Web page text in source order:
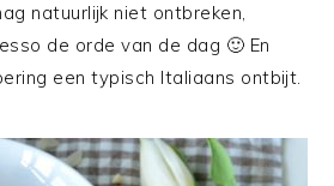
natuurlijk niet ontbreken,
de orde van de dag 🙂 En
een typisch Italiaans ontbijt.